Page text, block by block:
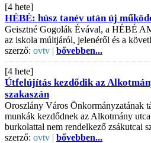
[4 hete]
HÉBÉ: húsz tanév után új
Geisztné Gogolák Évával, a HÉBÉ
az iskola múltjáról, jelenéről és a
szerző: ovtv | bővebben...
[4 hete]
Útfelújítás kezdődik az
szakaszán
Oroszlány Város Önkormányzatának
munkák kezdődnek az Alkotmány
burkolattal nem rendelkező zsákutcai
szerző: ovtv | bővebben...